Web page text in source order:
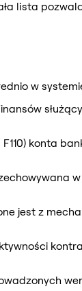
lista
w
konta
jest z